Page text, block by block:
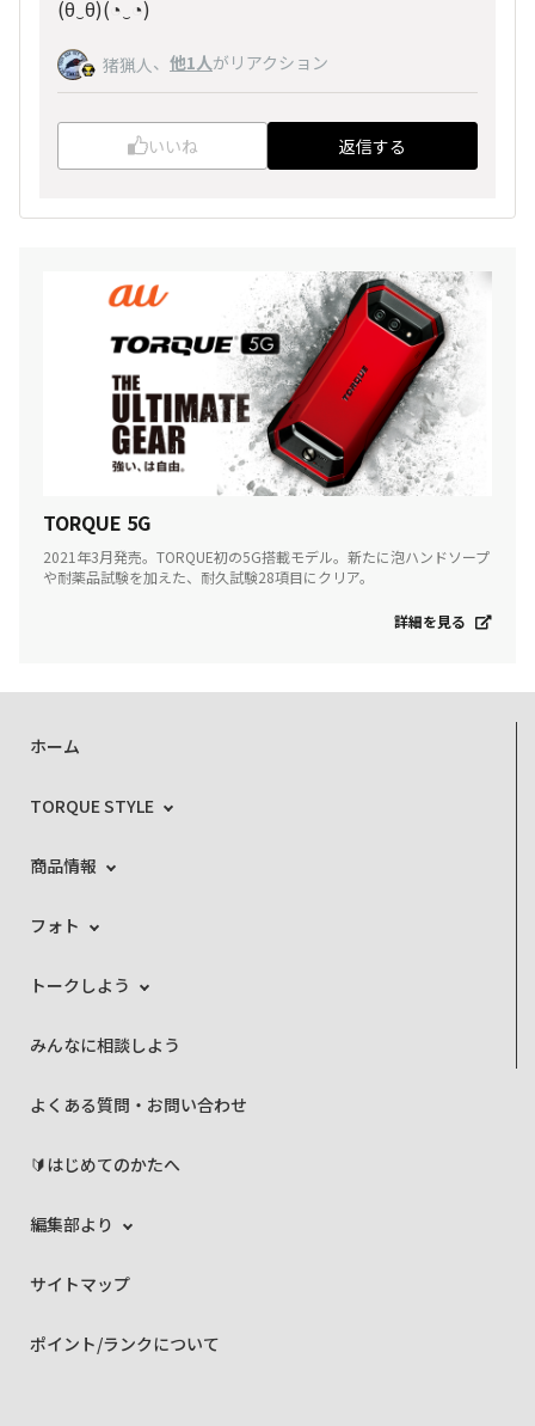
(⁠θ⁠‿⁠θ⁠)(⁠◔⁠‿⁠◔⁠)
猪猟人 、 他1人がリアクション
いいね 返信する
TORQUE 5G
2021年3月発売。TORQUE初の5G搭載モデル。新たに泡ハンドソープ
や耐薬品試験を加えた、耐久試験28項目にクリア。
詳細を見る
ホーム
TORQUE STYLE
商品情報
フォト
トークしよう
みんなに相談しよう
よくある質問・お問い合わせ
🔰はじめてのかたへ
編集部より
サイトマップ
ポイント/ランクについて